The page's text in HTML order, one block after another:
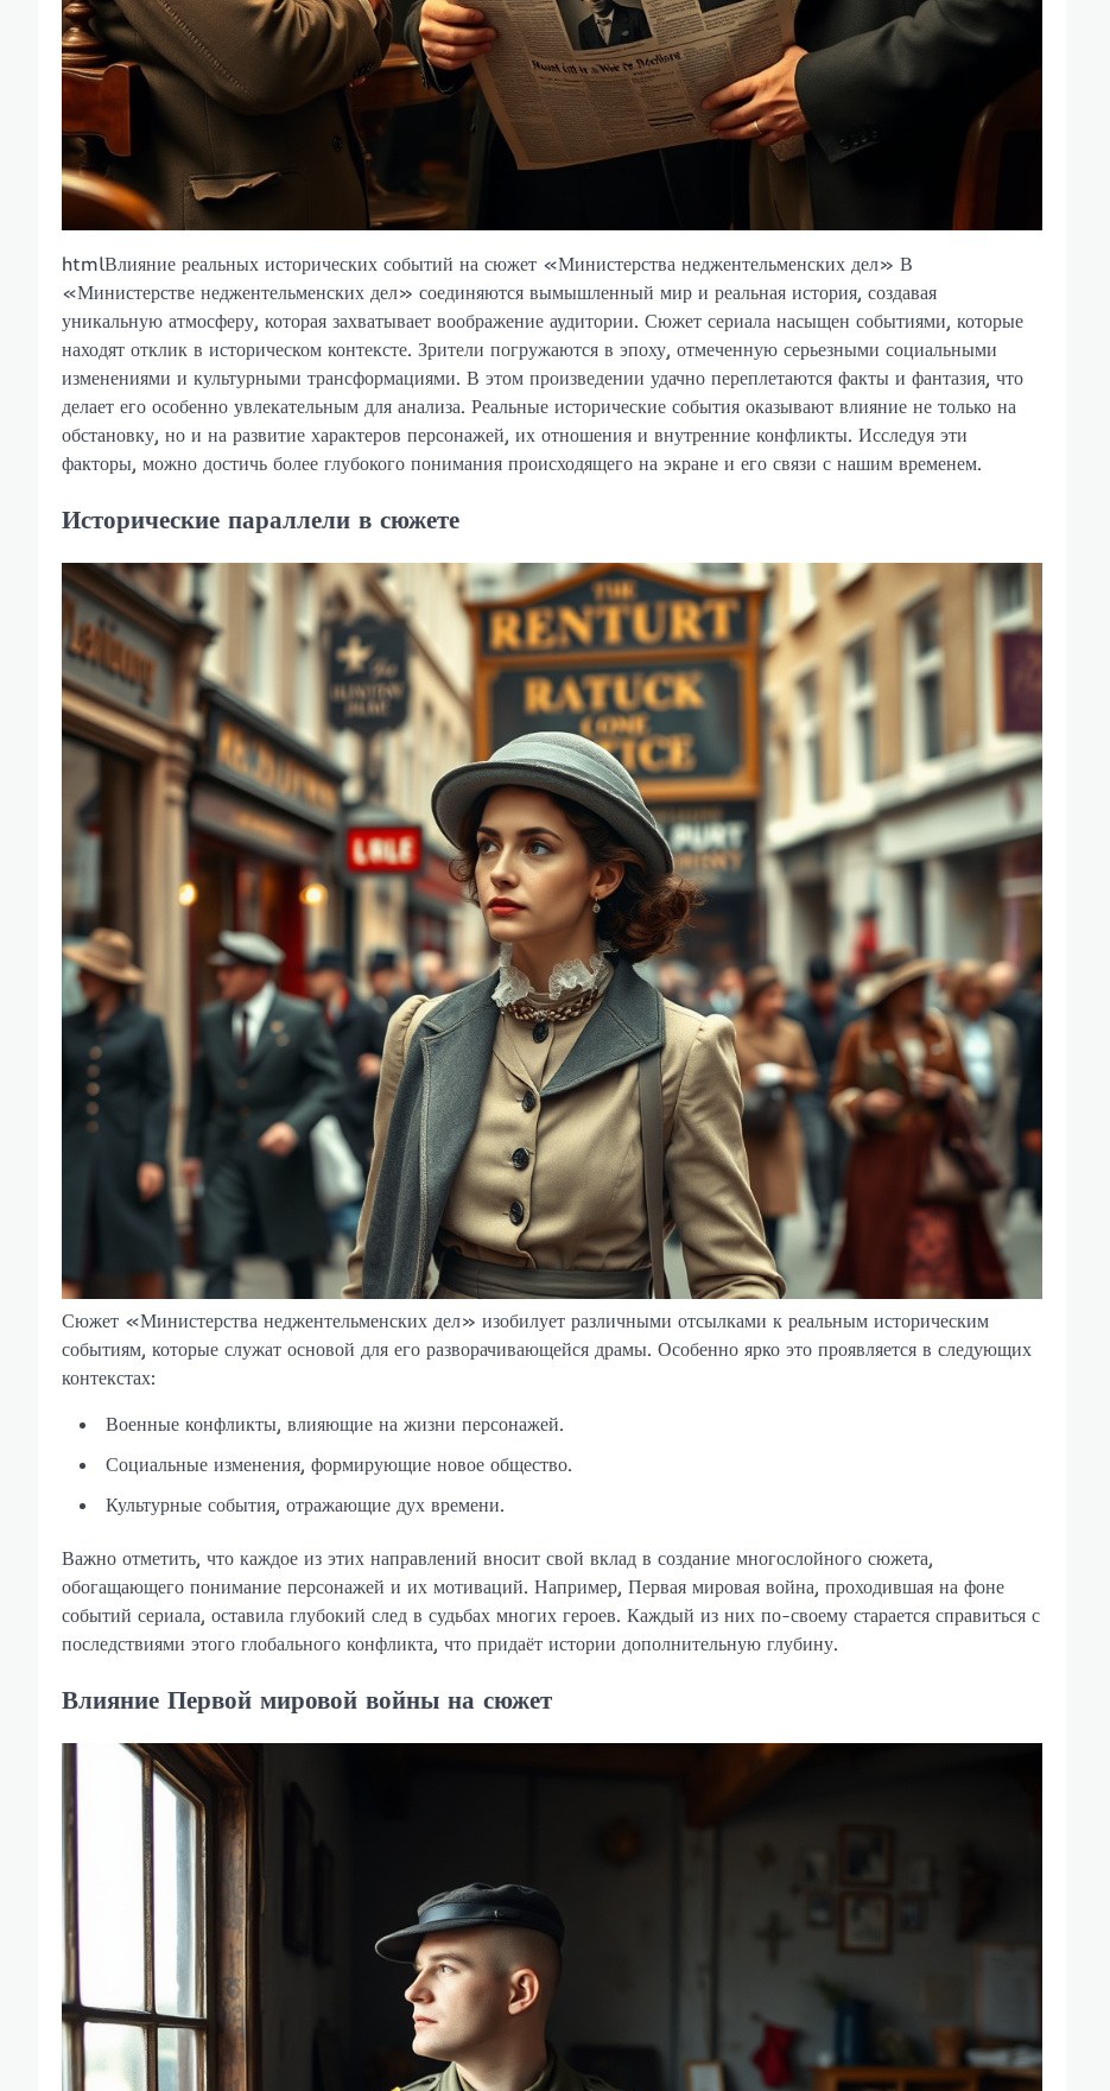
htmlВлияние реальных исторических событий на сюжет «Министерства неджентельменских дел» В
«Министерстве неджентельменских дел» соединяются вымышленный мир и реальная история, создавая
уникальную атмосферу, которая захватывает воображение аудитории. Сюжет сериала насыщен событиями, которые
находят отклик в историческом контексте. Зрители погружаются в эпоху, отмеченную серьезными социальными
изменениями и культурными трансформациями. В этом произведении удачно переплетаются факты и фантазия, что
делает его особенно увлекательным для анализа. Реальные исторические события оказывают влияние не только на
обстановку, но и на развитие характеров персонажей, их отношения и внутренние конфликты. Исследуя эти
факторы, можно достичь более глубокого понимания происходящего на экране и его связи с нашим временем.
Исторические параллели в сюжете
Сюжет «Министерства неджентельменских дел» изобилует различными отсылками к реальным историческим
событиям, которые служат основой для его разворачивающейся драмы. Особенно ярко это проявляется в следующих
контекстах:
Военные конфликты, влияющие на жизни персонажей.
Социальные изменения, формирующие новое общество.
Культурные события, отражающие дух времени.
Важно отметить, что каждое из этих направлений вносит свой вклад в создание многослойного сюжета,
обогащающего понимание персонажей и их мотиваций. Например, Первая мировая война, проходившая на фоне
событий сериала, оставила глубокий след в судьбах многих героев. Каждый из них по-своему старается справиться с
последствиями этого глобального конфликта, что придаёт истории дополнительную глубину.
Влияние Первой мировой войны на сюжет